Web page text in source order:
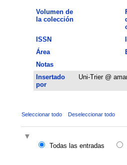
Volumen de
la colección
ISSN
Área
Notas
Insertado
por
Uni-Trier @
Seleccionar todo Deseleccionar todo
Todas las entradas